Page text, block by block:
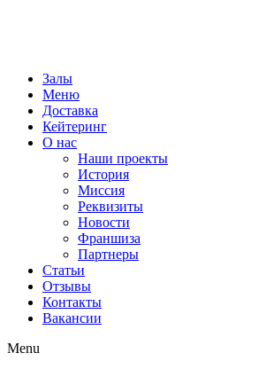
Залы
Меню
Доставка
Кейтеринг
О нас
Наши проекты
История
Миссия
Реквизиты
Новости
Франшиза
Партнеры
Статьи
Отзывы
Контакты
Вакансии
Menu